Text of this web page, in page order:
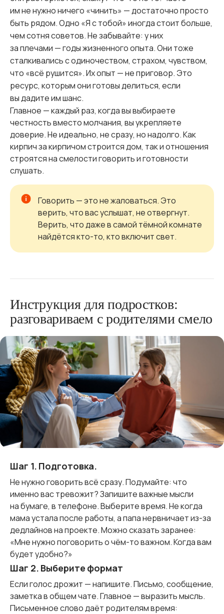
им не нужно ничего «чинить» — достаточно просто
быть рядом. Одно «Я с тобой» иногда стоит больше,
чем сотня советов. Не забывайте: у них
за плечами — годы жизненного опыта. Они тоже
сталкивались с одиночеством, страхом, чувством,
что «всё рушится». Их опыт — не приговор. Это
ресурс, которым они готовы делиться, если
вы дадите им шанс.
Главное — каждый раз, когда вы выбираете
честность вместо молчания, вы укрепляете
доверие. Не идеально, не сразу, но надолго. Как
кирпич за кирпичом строится дом, так и отношения
строятся на смелости говорить и готовности
слушать.
Говорить — это не жаловаться. Это
верить, что вас услышат, не отвергнут.
Верить, что даже в самой тёмной комнате
найдётся кто-то, кто включит свет.
Инструкция для подростков:
разговариваем с родителями смело
Шаг 1. Подготовка.
Не нужно говорить всё сразу. Подумайте: что
именно вас тревожит? Запишите важные мысли
на бумаге, в телефоне. Выберите время. Не когда
мама устала после работы, а папа нервничает из-за
дедлайнов на проекте. Можно сказать заранее:
«Мне нужно поговорить о чём-то важном. Когда вам
будет удобно?»
Шаг 2. Выберите формат
Если голос дрожит — напишите. Письмо, сообщение,
заметка в общем чате. Главное — выразить мысль.
Письменное слово даёт родителям время: